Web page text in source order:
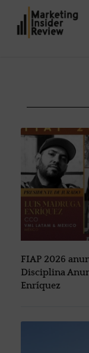
FIAP 2026
Disciplina
Enríquez